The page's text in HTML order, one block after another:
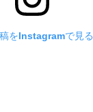
をInstagramで見る